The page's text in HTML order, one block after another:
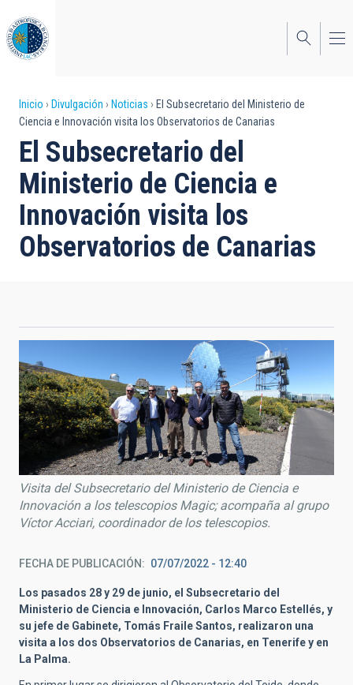
al
contenido
principal
Sobrescribir
enlaces
de
ayuda
a
la
Inicio Divulgación Noticias
El Subsecretario del Ministerio de
Ciencia e Innovación visita los Observatorios de Canarias
El Subsecretario del
Ministerio de Ciencia e
Innovación visita los
Observatorios de Canarias
Visita del Subsecretario del Ministerio de Ciencia e
Innovación a los telescopios Magic; acompaña al grupo
Víctor Acciari, coordinador de los telescopios.
FECHA DE PUBLICACIÓN 07/07/2022 - 12:40
Los pasados 28 y 29 de junio, el Subsecretario del
Ministerio de Ciencia e Innovación, Carlos Marco Estellés, y
su jefe de Gabinete, Tomás Fraile Santos, realizaron una
visita a los dos Observatorios de Canarias, en Tenerife y en
La Palma.